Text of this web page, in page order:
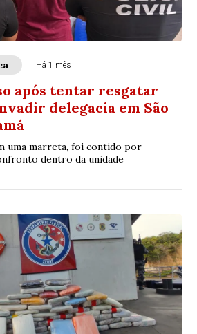
Há 1 mês
após tentar resgatar
delegacia em São
uma marreta, foi contido por
dentro da unidade